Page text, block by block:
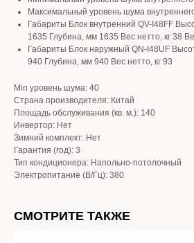
Максимальный уровень шума
Габариты Блок внутренний QV-I48FF
1635 Глубина, мм 1635 Вес нетто, кг 38
Габариты Блок наружный QN-I48UF
940 Глубина, мм 940 Вес нетто, кг 93
Min уровень шума: 40
Страна производителя: Китай
Площадь обслуживания (кв. м.): 140
Инвертор: Нет
Зимний комплект: Нет
Гарантия (год): 3
Тип кондиционера: Напольно-потолочный
Электропитание (В/Гц): 380
СМОТРИТЕ ТАКЖЕ